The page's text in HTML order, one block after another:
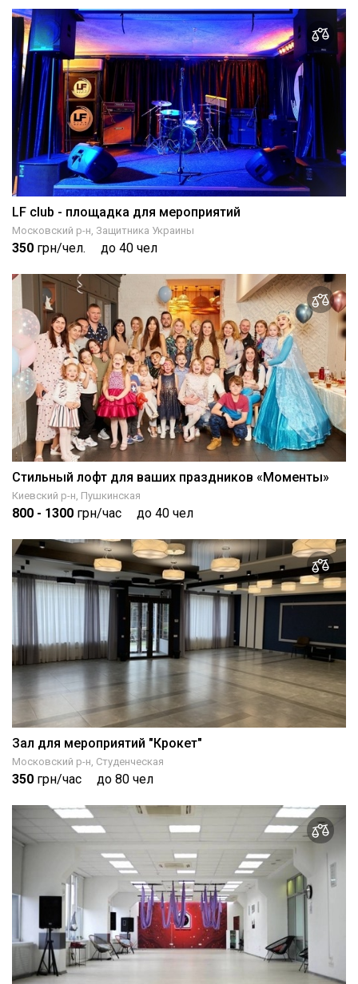
LF club - площадка для мероприятий
Московский р-н, Защитника Украины
350 грн/чел. до 40 чел
Стильный лофт для ваших праздников «Моменты»
Киевский р-н, Пушкинская
800 - 1300 грн/час до 40 чел
Зал для мероприятий "Крокет"
Московский р-н, Студенческая
350 грн/час до 80 чел